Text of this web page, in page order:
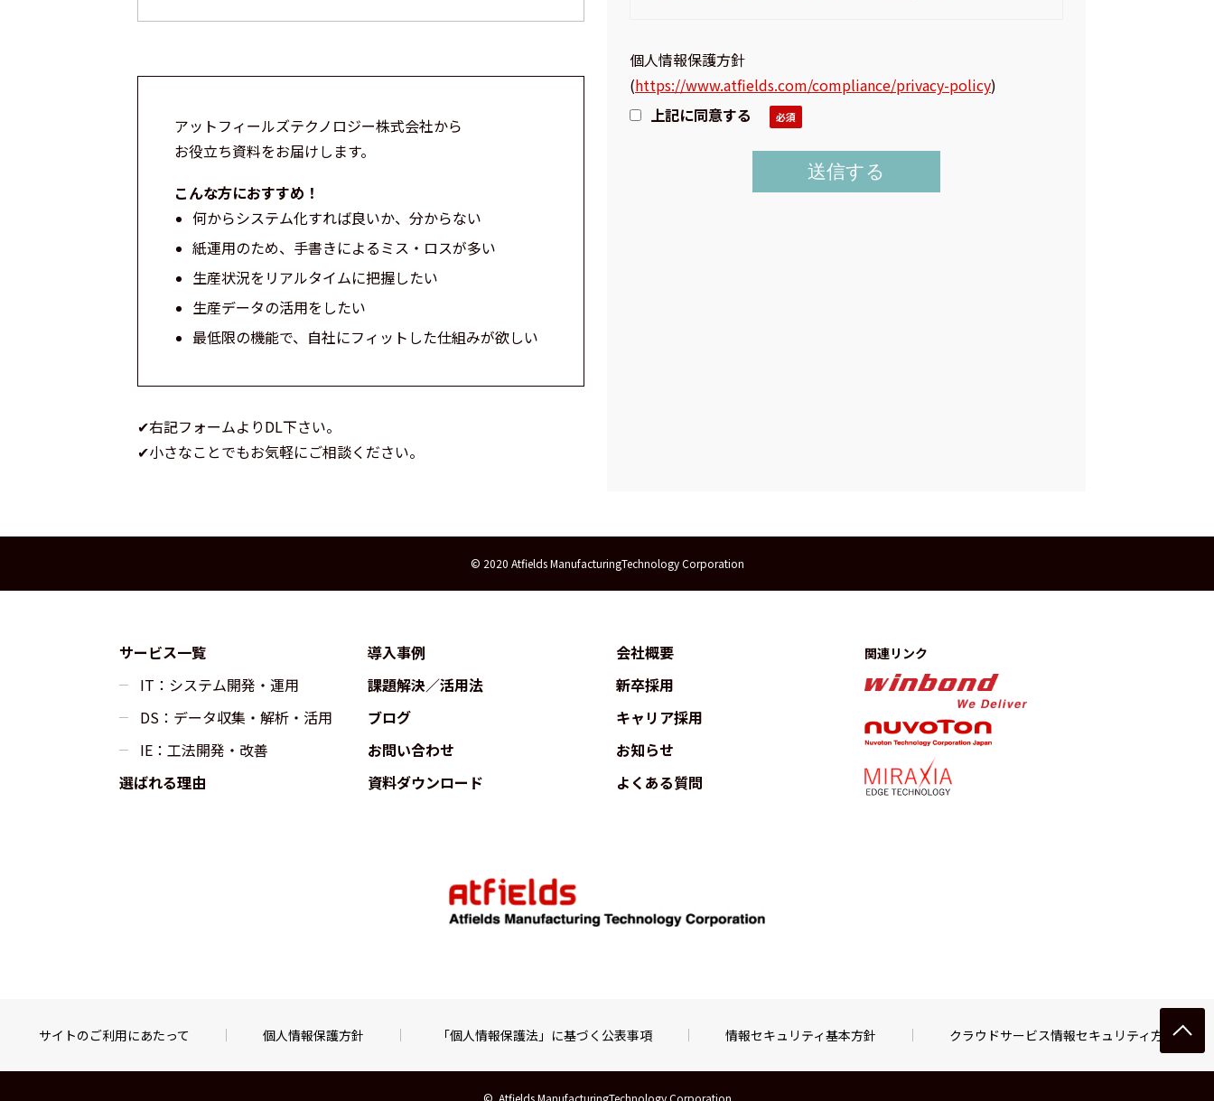
アットフィールズテクノロジー株式会社から
お役立ち資料をお届けします。
こんな方におすすめ！
何からシステム化すれば良いか、分からない
紙運用のため、手書きによるミス・ロスが多い
生産状況をリアルタイムに把握したい
生産データの活用をしたい
最低限の機能で、自社にフィットした仕組みが欲しい
✔右記フォームよりDL下さい。
✔小さなことでもお気軽にご相談ください。
個人情報保護方針
(https://www.atfields.com/compliance/privacy-policy)
上記に同意する
© 2020 Atfields ManufacturingTechnology Corporation
サービス一覧
IT：システム開発・運用
DS：データ収集・解析・活用
IE：工法開発・改善
選ばれる理由
導入事例
課題解決／活用法
ブログ
お問い合わせ
資料ダウンロード
会社概要
新卒採用
キャリア採用
お知らせ
よくある質問
関連リンク
サイトのご利用にあたって 個人情報保護方針 「個人情報保護法」に基づく公表事項 情報セキュリティ基本方針 クラウドサービス情報セキュリティ方針
©  Atfields ManufacturingTechnology Corporation